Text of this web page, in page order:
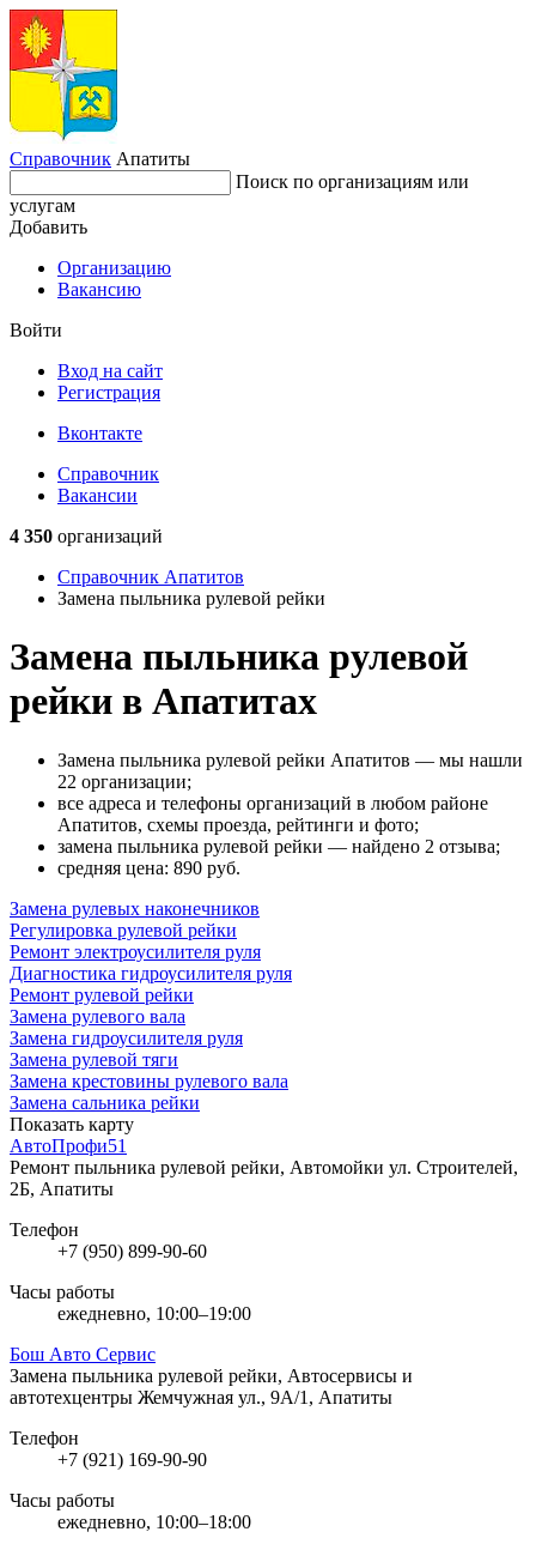
Справочник Апатиты
Поиск по организациям или
услугам
Добавить
Организацию
Вакансию
Войти
Вход на сайт
Регистрация
Вконтакте
Справочник
Вакансии
4 350 организаций
Справочник Апатитов
Замена пыльника рулевой рейки
Замена пыльника рулевой
рейки в Апатитах
Замена пыльника рулевой рейки Апатитов — мы нашли
22 организации;
все адреса и телефоны организаций в любом районе
Апатитов, схемы проезда, рейтинги и фото;
замена пыльника рулевой рейки — найдено 2 отзыва;
cредняя цена: 890 руб.
Замена рулевых наконечников
Регулировка рулевой рейки
Ремонт электроусилителя руля
Диагностика гидроусилителя руля
Ремонт рулевой рейки
Замена рулевого вала
Замена гидроусилителя руля
Замена рулевой тяги
Замена крестовины рулевого вала
Замена сальника рейки
Показать карту
АвтоПрофи51
Ремонт пыльника рулевой рейки, Автомойки ул. Строителей,
2Б, Апатиты
Телефон
+7 (950) 899-90-60
Часы работы
ежедневно, 10:00–19:00
Бош Авто Сервис
Замена пыльника рулевой рейки, Автосервисы и
автотехцентры Жемчужная ул., 9А/1, Апатиты
Телефон
+7 (921) 169-90-90
Часы работы
ежедневно, 10:00–18:00